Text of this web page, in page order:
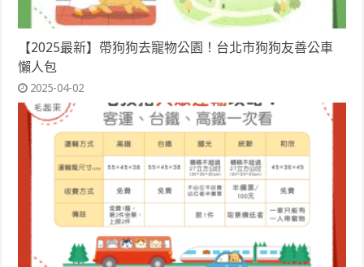
【2025最新】帶狗狗去寵物公園！台北市狗狗友善公車
懶人包
2025-04-02